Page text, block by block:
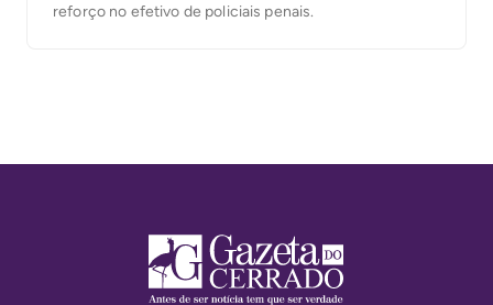
reforço no efetivo de policiais penais.